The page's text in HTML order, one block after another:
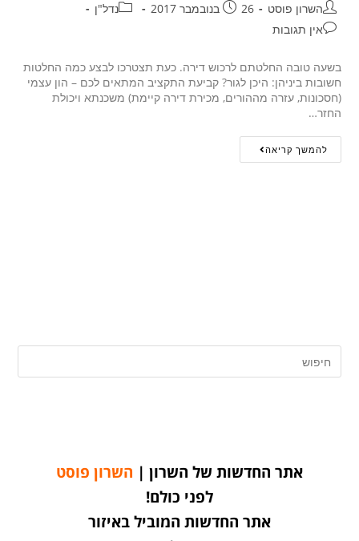
השרון פוסט 26 בנובמבר 2017
נדל"ן
אין תגובות
בשעה טובה החלטתם לרכוש דירה. כעת תצטרכו לבצע כמה החלטות
חשובות ביניהן: היכן לגור? קביעת התקציב המתאים לכם – הון עצמי
(חסכונות, עזרה מההורים, מכירת דירה קיימת) משכנתא ויכולת
החזר…
להמשך קריאה
אתר החדשות של השרון | השרון פוסט
לפני כולם!
אתר החדשות המוביל באיזור